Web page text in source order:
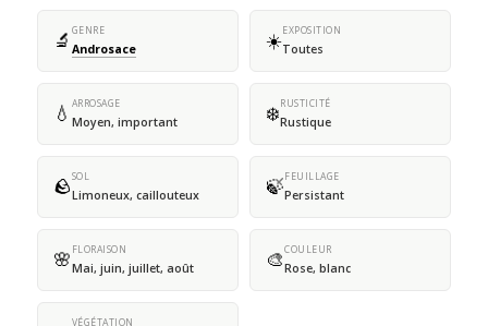
🔬 GENRE
Androsace ☀️EXPOSITION
Toutes
💧 ARROSAGE
Moyen, important ❄️RUSTICITÉ
Rustique
🪨SOL
Limoneux, caillouteux 🍃FEUILLAGE
Persistant
🌸 FLORAISON
Mai, juin, juillet, août 🎨COULEUR
Rose, blanc
VÉGÉTATION